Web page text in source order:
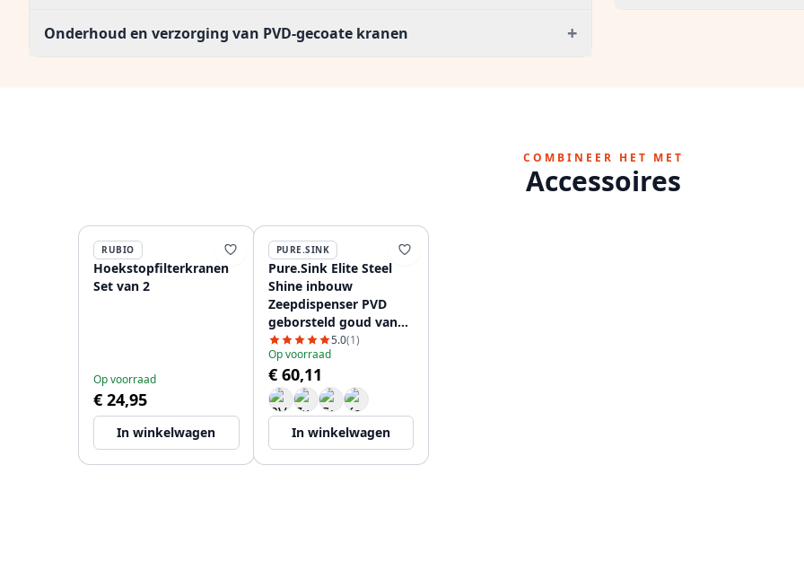
Onderhoud en verzorging van PVD-gecoate kranen +
COMBINEER HET MET
Accessoires
RUBIO
Hoekstopfilterkranen
Set van 2
Op voorraad
€ 24,95
In winkelwagen
PURE.SINK
Pure.Sink Elite Steel
Shine inbouw
Zeepdispenser PVD
geborsteld goud van
boven navulbaar
PS9010-60
5.0(1)
Op voorraad
€ 60,11
In winkelwagen